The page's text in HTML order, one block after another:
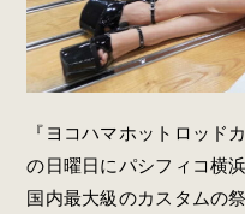
『ヨコハマホットロッド
の日曜日にパシフィコ横
国内最大級のカスタムの